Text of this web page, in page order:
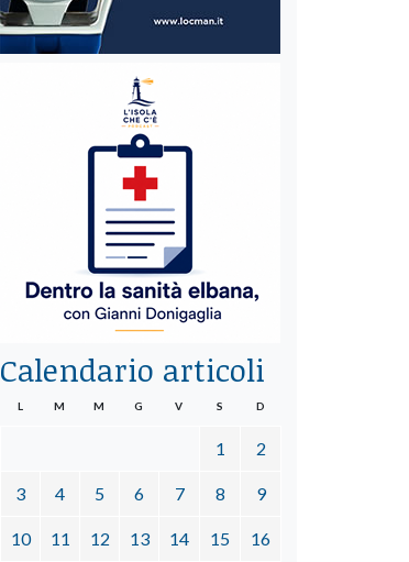
Calendario articoli
L M M G V S D
1 2
3 4 5 6 7 8 9
10 11 12 13 14 15 16